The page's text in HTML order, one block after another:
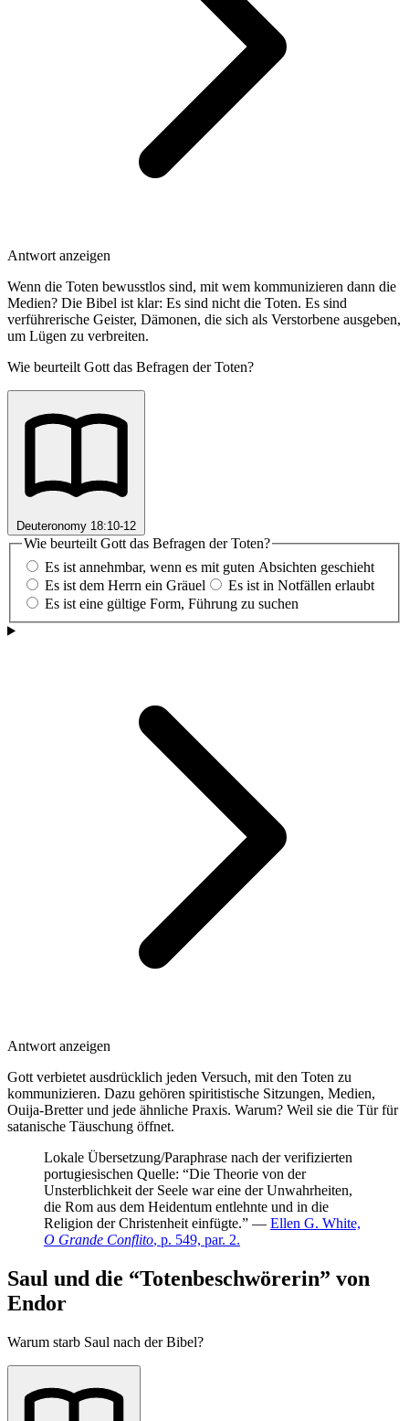
Antwort anzeigen
Wenn die Toten bewusstlos sind, mit wem kommunizieren dann die
Medien? Die Bibel ist klar: Es sind nicht die Toten. Es sind
verführerische Geister, Dämonen, die sich als Verstorbene ausgeben,
um Lügen zu verbreiten.
Wie beurteilt Gott das Befragen der Toten?
Deuteronomy 18:10-12
Wie beurteilt Gott das Befragen der Toten?
Es ist annehmbar, wenn es mit guten Absichten geschieht
Es ist dem Herrn ein Gräuel
Es ist in Notfällen erlaubt
Es ist eine gültige Form, Führung zu suchen
Antwort anzeigen
Gott verbietet ausdrücklich jeden Versuch, mit den Toten zu
kommunizieren. Dazu gehören spiritistische Sitzungen, Medien,
Ouija-Bretter und jede ähnliche Praxis. Warum? Weil sie die Tür für
satanische Täuschung öffnet.
Lokale Übersetzung/Paraphrase nach der verifizierten
portugiesischen Quelle: “Die Theorie von der
Unsterblichkeit der Seele war eine der Unwahrheiten,
die Rom aus dem Heidentum entlehnte und in die
Religion der Christenheit einfügte.” — Ellen G. White,
O Grande Conflito, p. 549, par. 2.
Saul und die “Totenbeschwörerin” von
Endor
Warum starb Saul nach der Bibel?